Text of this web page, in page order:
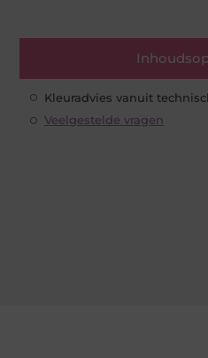
Veelgestelde vragen